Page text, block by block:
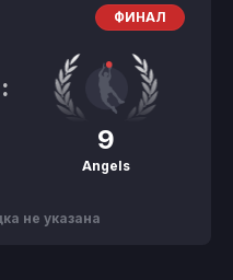
ФИНАЛ
:
9
Angels
не указана